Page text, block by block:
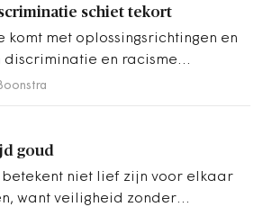
schiet tekort
komt met oplossingsrichtingen en
discriminatie en racisme
en te voorkomen.
goud
betekent niet lief zijn voor elkaar
want veiligheid zonder